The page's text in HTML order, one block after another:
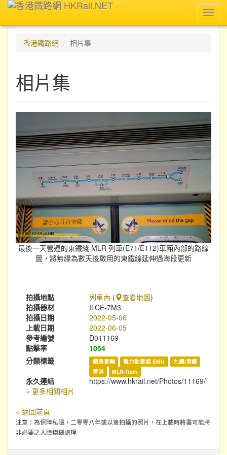
香港鐵路網
相片集
相片集
最後一天營運的東鐵綫 MLR 列車(E71/E112)車廂內部的路線
圖，將無緣為數天後啟用的東鐵線延伸過海段更新
拍攝地點 列車內 ( 查看地圖)
拍攝器材
ILCE-7M3
拍攝日期
2022-05-06
上載日期
2022-06-05
參考編號
D011169
點擊率
1054
分類標籤
鐵路車輛 電力動車組 EMU
九鐵/港鐵
香港
MLR-Train
永久連結
https://www.hkrail.net/Photos/11169/
» 更多相關相片
« 返回前頁
注意：為保障私隱，二零零八年或以後拍攝的照片，在上載時將盡可能將
非必要之人臉模糊處理